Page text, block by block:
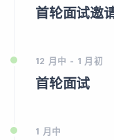
首轮面试邀
12 月中 - 1 月初
首轮面试
1 月中